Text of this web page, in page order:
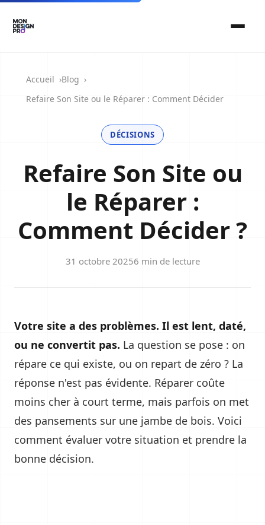
Accueil
Blog
Refaire Son Site ou le Réparer : Comment Décider
DÉCISIONS
Refaire Son Site ou
le Réparer :
Comment Décider ?
31 octobre 20256 min de lecture
Votre site a des problèmes. Il est lent, daté,
ou ne convertit pas. La question se pose : on
répare ce qui existe, ou on repart de zéro ? La
réponse n'est pas évidente. Réparer coûte
moins cher à court terme, mais parfois on met
des pansements sur une jambe de bois. Voici
comment évaluer votre situation et prendre la
bonne décision.